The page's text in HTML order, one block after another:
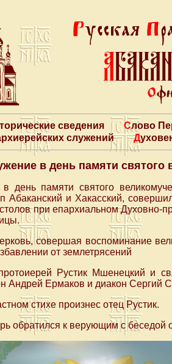
сведения
Слово
служений
в день памяти
день памяти святого
Абаканский и Хакасский,
при епархиальном Духовно-
совершая воспоминание
от землетрясений
Рустик Мшенецкий и
Андрей Ермаков и диакон Сергий
стихе произнес отец Рустик.
обратился к верующим с